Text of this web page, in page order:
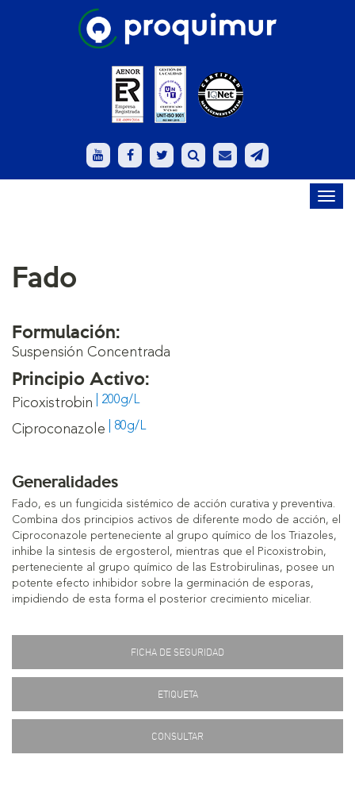
Fado
Formulación:
Suspensión Concentrada
Principio Activo:
Picoxistrobin | 200g/L
Ciproconazole | 80g/L
Generalidades
Fado, es un fungicida sistémico de acción curativa y preventiva.
Combina dos principios activos de diferente modo de acción, el
Ciproconazole perteneciente al grupo químico de los Triazoles,
inhibe la sintesis de ergosterol, mientras que el Picoxistrobin,
perteneciente al grupo químico de las Estrobirulinas, posee un
potente efecto inhibidor sobre la germinación de esporas,
impidiendo de esta forma el posterior crecimiento miceliar.
FICHA DE SEGURIDAD
ETIQUETA
CONSULTAR